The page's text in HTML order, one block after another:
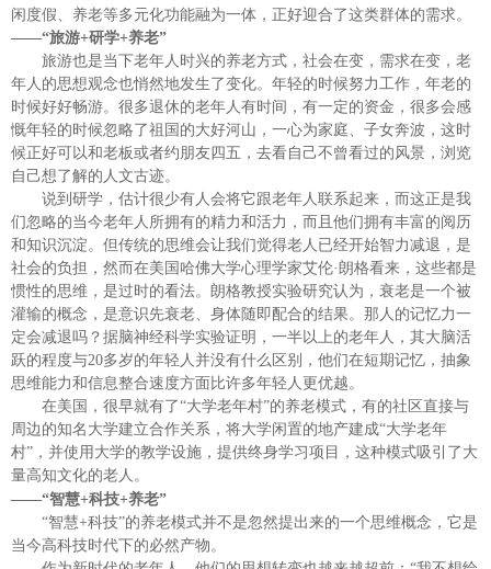
闲度假、养老等多元化功能融为一体，正好迎合了这类群体的需求。
——“旅游+研学+养老”
旅游也是当下老年人时兴的养老方式，社会在变，需求在变，老
年人的思想观念也悄然地发生了变化。年轻的时候努力工作，年老的
时候好好畅游。很多退休的老年人有时间，有一定的资金，很多会感
慨年轻的时候忽略了祖国的大好河山，一心为家庭、子女奔波，这时
候正好可以和老板或者约朋友四五，去看自己不曾看过的风景，浏览
自己想了解的人文古迹。
说到研学，估计很少有人会将它跟老年人联系起来，而这正是我
们忽略的当今老年人所拥有的精力和活力，而且他们拥有丰富的阅历
和知识沉淀。但传统的思维会让我们觉得老人已经开始智力减退，是
社会的负担，然而在美国哈佛大学心理学家艾伦·朗格看来，这些都是
惯性的思维，是过时的看法。朗格教授实验研究认为，衰老是一个被
灌输的概念，是意识先衰老、身体随即配合的结果。那人的记忆力一
定会减退吗？据脑神经科学实验证明，一半以上的老年人，其大脑活
跃的程度与20多岁的年轻人并没有什么区别，他们在短期记忆，抽象
思维能力和信息整合速度方面比许多年轻人更优越。
在美国，很早就有了“大学老年村”的养老模式，有的社区直接与
周边的知名大学建立合作关系，将大学闲置的地产建成“大学老年
村”，并使用大学的教学设施，提供终身学习项目，这种模式吸引了大
量高知文化的老人。
——“智慧+科技+养老”
“智慧+科技”的养老模式并不是忽然提出来的一个思维概念，它是
当今高科技时代下的必然产物。